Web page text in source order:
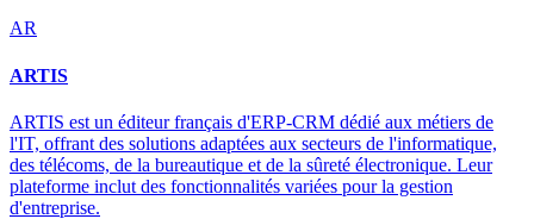
AR
ARTIS
ARTIS est un éditeur français d'ERP-CRM dédié aux métiers de
l'IT, offrant des solutions adaptées aux secteurs de l'informatique,
des télécoms, de la bureautique et de la sûreté électronique. Leur
plateforme inclut des fonctionnalités variées pour la gestion
d'entreprise.